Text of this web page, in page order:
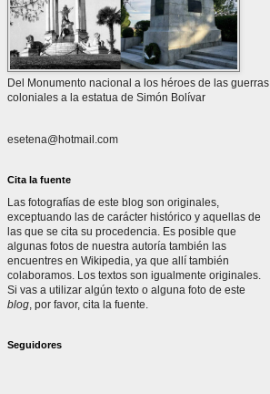
Del Monumento nacional a los héroes de las guerras
coloniales a la estatua de Simón Bolívar
esetena@hotmail.com
Cita la fuente
Las fotografías de este blog son originales,
exceptuando las de carácter histórico y aquellas de
las que se cita su procedencia. Es posible que
algunas fotos de nuestra autoría también las
encuentres en Wikipedia, ya que allí también
colaboramos. Los textos son igualmente originales.
Si vas a utilizar algún texto o alguna foto de este
blog, por favor, cita la fuente.
Seguidores